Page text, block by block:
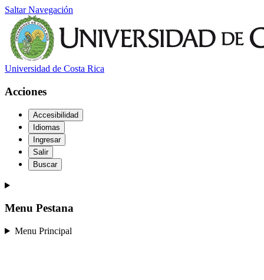
Saltar Navegación
Universidad de Costa Rica
Acciones
Accesibilidad
Idiomas
Ingresar
Salir
Buscar
Menu Pestana
Menu Principal